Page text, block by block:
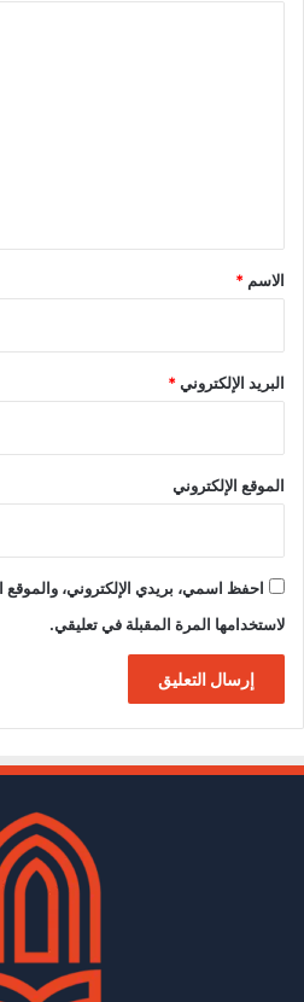
*
الاسم *
البريد الإلكتروني*
الموقع الإلكتروني
احفظ اسمي، بريدي الإلكتروني، والموقع
لاستخدامها المرة المقبلة في تعليقي.